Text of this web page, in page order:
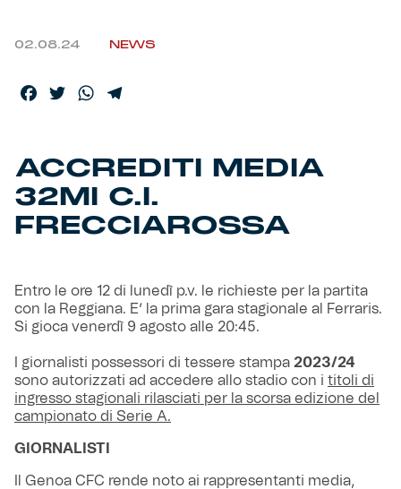
Gift Card Online Store
02.08.24 NEWS
Facebook
TwitterWhatsApp
ACCREDITI MEDIA
32MI C.I.
FRECCIAROSSA
Entro le ore 12 di lunedì p.v. le richieste per la partita
con la Reggiana. E’ la prima gara stagionale al Ferraris.
Si gioca venerdì 9 agosto alle 20:45.
I giornalisti possessori di tessere stampa 2023/24
sono autorizzati ad accedere allo stadio con i titoli di
ingresso stagionali rilasciati per la scorsa edizione del
campionato di Serie A.
GIORNALISTI
Il Genoa CFC rende noto ai rappresentanti media,